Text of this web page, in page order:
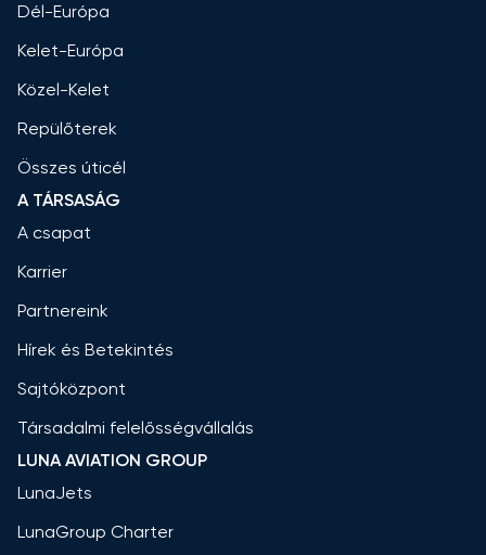
Dél-Európa
Kelet-Európa
Közel-Kelet
Repülőterek
Összes úticél
A TÁRSASÁG
A csapat
Karrier
Partnereink
Hírek és Betekintés
Sajtóközpont
Társadalmi felelősségvállalás
LUNA AVIATION GROUP
LunaJets
LunaGroup Charter